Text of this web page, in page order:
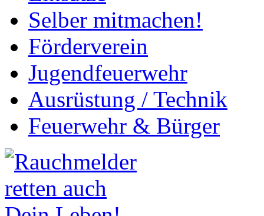
Selber mitmachen!
Förderverein
Jugendfeuerwehr
Ausrüstung / Technik
Feuerwehr & Bürger